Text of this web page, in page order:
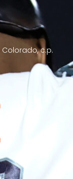
Colorado, c.p.
a 2:00 pm